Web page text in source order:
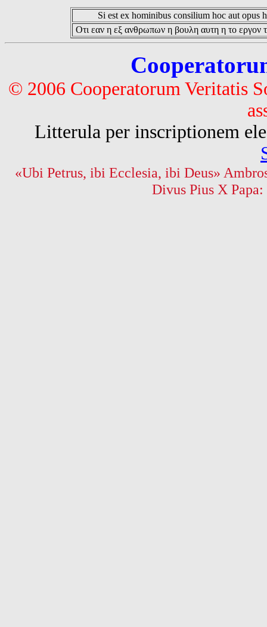
Si est ex hominibus consilium hoc aut opus
Οτι εαν η εξ ανθρωπων η βουλη αυτη η το εργον
© 2006 Cooperatorum Veritatis
Litterula per inscriptionem
«Ubi Petrus, ibi Ecclesia, ibi Deus»
Divus Pius X Papa: